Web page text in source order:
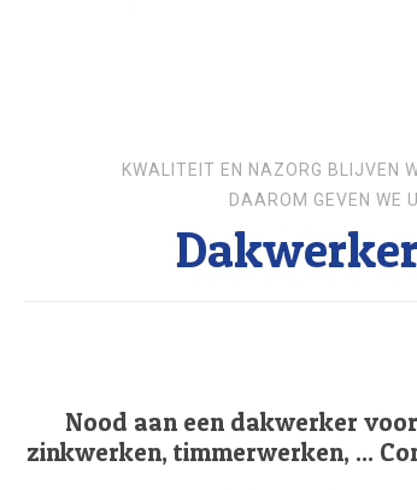
KWALITEIT EN NAZORG BLIJVEN
DAAROM GEVEN WE
Nood aan een dakwerker
zinkwerken, timmerwerken, ...